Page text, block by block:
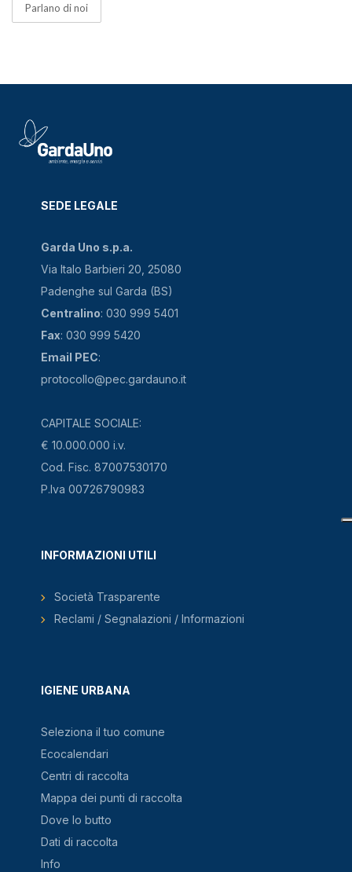
Parlano di noi
SEDE LEGALE
Garda Uno s.p.a.
Via Italo Barbieri 20, 25080
Padenghe sul Garda (BS)
Centralino: 030 999 5401
Fax: 030 999 5420
Email PEC:
protocollo@pec.gardauno.it
CAPITALE SOCIALE:
€ 10.000.000 i.v.
Cod. Fisc. 87007530170
P.Iva 00726790983
IGIENE URBANA
Seleziona il tuo comune
Ecocalendari
Centri di raccolta
Mappa dei punti di raccolta
Dove lo butto
Dati di raccolta
Info
INFORMAZIONI UTILI
Società Trasparente
Reclami / Segnalazioni / Informazioni